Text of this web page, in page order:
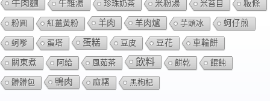
牛肉麵 牛雜湯 珍珠奶茶 米粉湯 米苔目 粄條
粉圓 紅薑黃粉 羊肉 羊肉爐 芋頭冰 蚵仔煎
蚵嗲 蛋塔 蛋糕 豆皮 豆花 車輪餅
關東煮 阿給 風茹茶 飲料 餅乾 餛飩
髒髒包 鴨肉 麻糬 黑枸杞